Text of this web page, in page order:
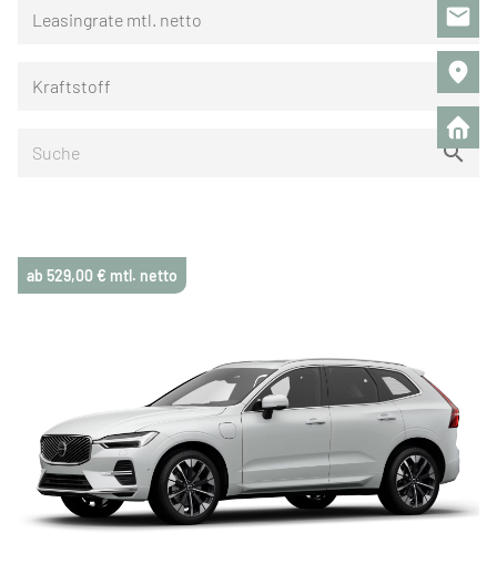
Leasingrate mtl. netto keyboard_arrow_down
Kraftstoff keyboard_arrow_down
ab 529,00 € mtl. netto